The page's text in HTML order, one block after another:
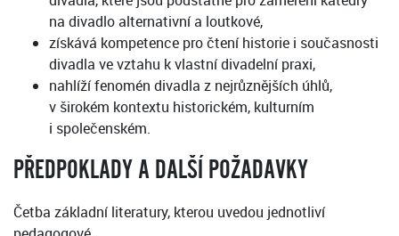
na divadlo alternativní a loutkové,
získává kompetence pro čtení historie i současnosti
divadla ve vztahu k vlastní divadelní praxi,
nahlíží fenomén divadla z nejrůznějších úhlů,
v širokém kontextu historickém, kulturním
i společenském.
PŘEDPOKLADY A DALŠÍ POŽADAVKY
Četba základní literatury, kterou uvedou jednotliví